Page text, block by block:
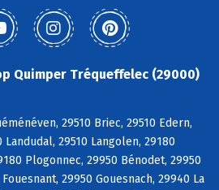
Quimper Tréqueffelec (29000)
29510 Briec, 29510 Edern,
Landudal, 29510 Langolen, 29180
Plogonnec, 29950 Bénodet, 29950
29950 Gouesnach, 29940 La